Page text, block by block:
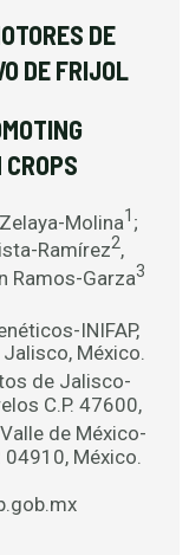
DE
DE FRIJOL
Molina1 ;
Ramírez2,
Ramos-Garza3
INIFAP,
México.
de Jalisco-
C.P. 47600,
de México-
04910, México.